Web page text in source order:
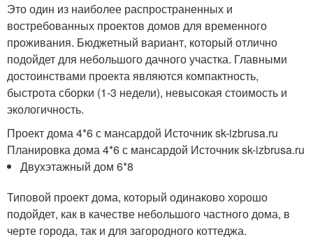
Это один из наиболее распространенных и
востребованных проектов домов для временного
проживания. Бюджетный вариант, который отлично
подойдет для небольшого дачного участка. Главными
достоинствами проекта являются компактность,
быстрота сборки (1-3 недели), невысокая стоимость и
экологичность.
Проект дома 4*6 с мансардой Источник sk-izbrusa.ru
Планировка дома 4*6 с мансардой Источник sk-izbrusa.ru
Двухэтажный дом 6*8
Типовой проект дома, который одинаково хорошо
подойдет, как в качестве небольшого частного дома, в
черте города, так и для загородного коттеджа.